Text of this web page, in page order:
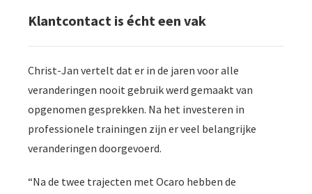
Klantcontact is écht een vak
Christ-Jan vertelt dat er in de jaren voor alle
veranderingen nooit gebruik werd gemaakt van
opgenomen gesprekken. Na het investeren in
professionele trainingen zijn er veel belangrijke
veranderingen doorgevoerd.
“Na de twee trajecten met Ocaro hebben de